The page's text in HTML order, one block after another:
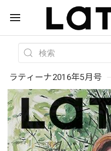
ラティーナ2016年5月号